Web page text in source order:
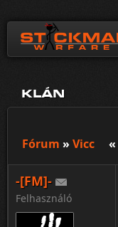
KLÁN
Fórum » Vicc «
-[FM]-
Felhasználó